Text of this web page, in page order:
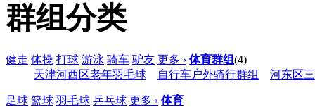
群组分类
健走 体操 打球 游泳 骑车 驴友 更多 › 体育群组(4)
天津河西区老年羽毛球
自行车户外骑行群组 河东区
足球 篮球 羽毛球 乒乓球 更多 › 体育